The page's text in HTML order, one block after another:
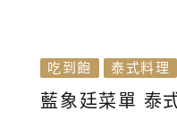
吃到飽 泰式料理
藍象廷菜單 泰